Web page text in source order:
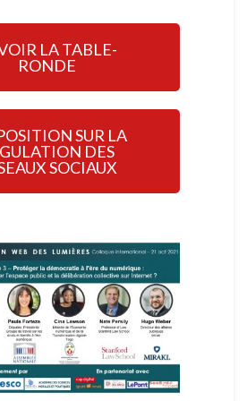
LA TABLE-
RONDE
SUR LA
DES
SOCIAUX